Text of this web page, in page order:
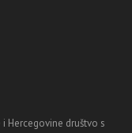
Hercegovine društvo s